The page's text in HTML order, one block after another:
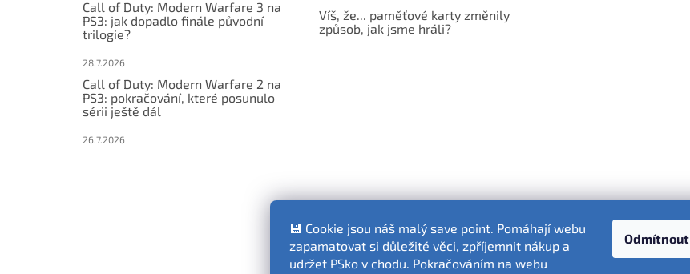
💾 Cookie jsou náš malý save point. Pomáhají webu
zapamatovat si důležité věci, zpříjemnit nákup a
udržet PSko v chodu. Pokračováním na webu
Odmítnout
Call of Duty: Modern Warfare 3 na
PS3: jak dopadlo finále původní
trilogie?
28.7.2026
Call of Duty: Modern Warfare 2 na
PS3: pokračování, které posunulo
sérii ještě dál
26.7.2026
Víš, že... paměťové karty změnily
způsob, jak jsme hráli?